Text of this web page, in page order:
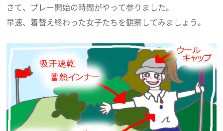
さて、プレー開始の時間がやって参りました。
早速、着替え終わった女子たちを観察してみましょう。